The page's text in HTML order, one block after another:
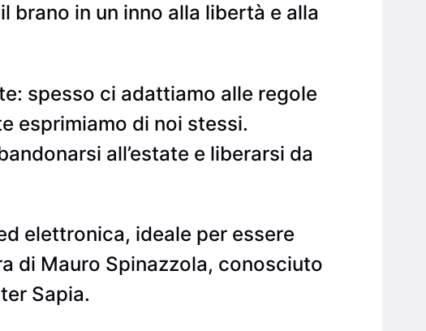
brano in un inno alla libertà e alla
spesso ci adattiamo alle regole
esprimiamo di noi stessi.
all’estate e liberarsi da
elettronica, ideale per essere
di Mauro Spinazzola, conosciuto
Sapia.